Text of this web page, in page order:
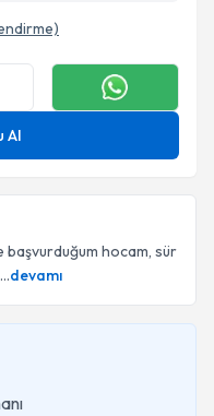
Al
hocam, sür
devamı